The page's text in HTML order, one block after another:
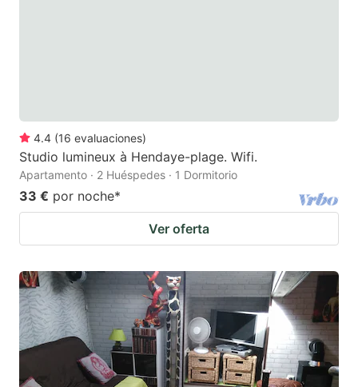
4.4 (16 evaluaciones)
Studio lumineux à Hendaye-plage. Wifi.
Apartamento · 2 Huéspedes · 1 Dormitorio
33 € por noche*
Ver oferta